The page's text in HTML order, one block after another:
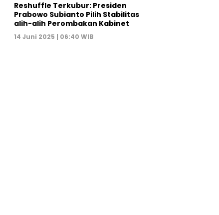
Reshuffle Terkubur: Presiden
Prabowo Subianto Pilih Stabilitas
alih-alih Perombakan Kabinet
14 Juni 2025 | 06:40 WIB